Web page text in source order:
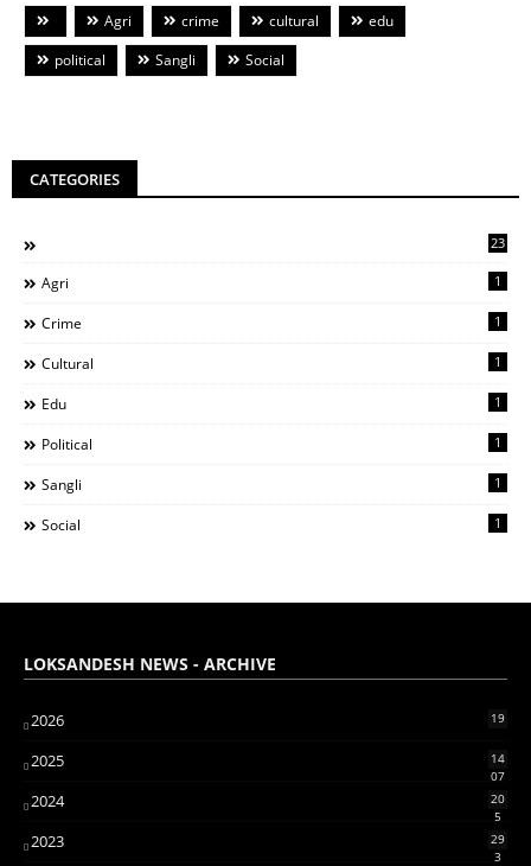
Agri crime cultural
edu
political
Sangli Social
CATEGORIES
23
Agri 1
Crime 1
Cultural 1
Edu 1
Political 1
Sangli 1
Social 1
LOKSANDESH NEWS - ARCHIVE
2026 19
2025
14
07
2024
20
5
2023
29
3